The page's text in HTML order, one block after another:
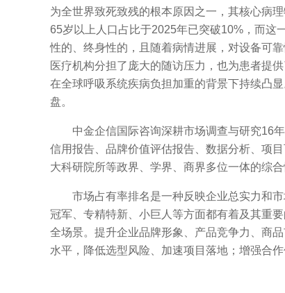
为全世界致死致残的根本原因之一，其核心病
65岁以上人口占比于2025年已突破10%，而这
性的、终身性的，且随着病情进展，对设备可
医疗机构分担了庞大的随访压力，也为患者提
在全球呼吸系统疾病负担加重的背景下持续凸
盘。
中金企信国际咨询深耕市场调查与研究16年
信用报告、品牌价值评估报告、数据分析、项
大科研院所等政界、学界、商界多位一体的综
市场占有率排名是一种反映企业总实力和市
冠军、专精特新、小巨人等方面都有着及其重
全场景。提升企业品牌形象、产品竞争力、商
水平，降低选型风险、加速项目落地；增强合